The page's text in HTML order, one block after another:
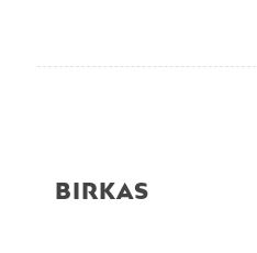
BIRKAS